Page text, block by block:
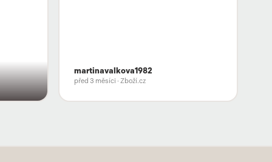
martinavalkova1982
před 3 měsíci · Zboží.cz